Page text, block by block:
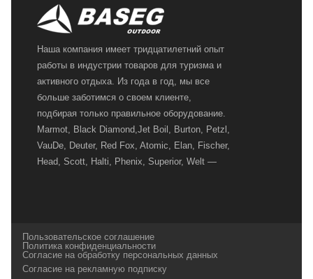
Наша компания имеет тридцатилетний опыт
работы в индустрии товаров для туризма и
активного отдыха. Из года в год, мы все
больше заботимся о своем клиенте,
подбирая только правильное оборудование.
Marmot, Black Diamond,Jet Boil, Burton, Petzl,
VauDe, Deuter, Red Fox, Atomic, Elan, Fischer,
Head, Scott, Halti, Phenix, Superior, Welt —
и взыскательных путешественников,
спортсменов и отдыхающих.
Пользовательское соглашение
Политика конфиденциальности
Согласие на обработку персональных данных
Согласие на рекламную подписку